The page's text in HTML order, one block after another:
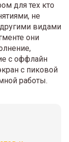
для тех кто
не
видами
они
с оффлайн
с пиковой
работы.